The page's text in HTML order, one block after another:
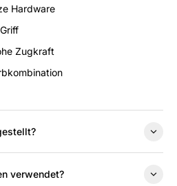
Hardware
Zugkraft
verwendet?